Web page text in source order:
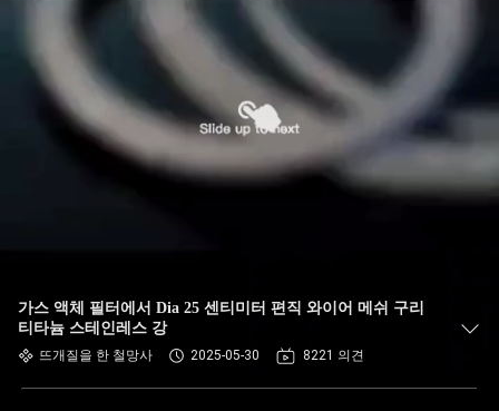
가스 액체 필터에서 Dia 25 센티미터 편직 와이어 메쉬 구리
티타늄 스테인레스 강
뜨개질을 한 철망사 2025-05-30 8221 의견